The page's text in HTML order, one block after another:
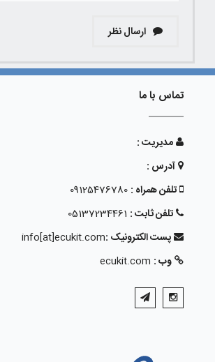
ارسال نظر
تماس با ما
مدیریت :
آدرس :
تلفن همراه : 09125476780
تلفن ثابت : 05137234461
پست الکترونیک :info[at]ecukit.com
وب : ecukit.com